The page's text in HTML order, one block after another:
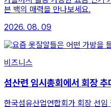
븐 백의 매력을 만나보세요.
2026. 08. 09
비즈니스
섬산련 임시총회에서 회장
한국섬유산업연합회가 회장 선